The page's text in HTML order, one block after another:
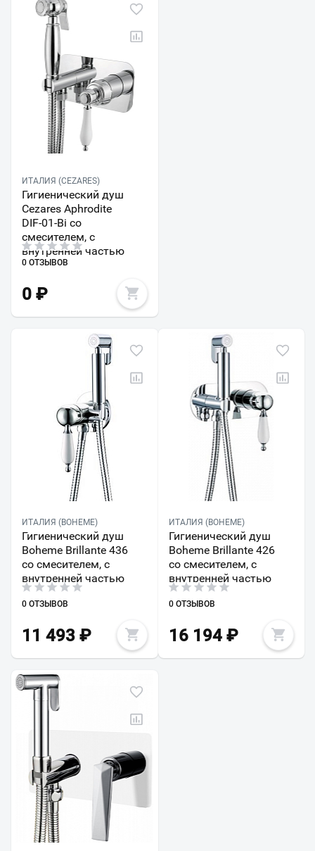
ИТАЛИЯ (CEZARES)
Гигиенический душ
Cezares Aphrodite
DIF-01-Bi со
смесителем, с
внутренней частью
0 ОТЗЫВОВ
0 ₽
ИТАЛИЯ (BOHEME)
Гигиенический душ
Boheme Brillante 436
со смесителем, с
внутренней частью
0 ОТЗЫВОВ
11 493 ₽
ИТАЛИЯ (BOHEME)
Гигиенический душ
Boheme Brillante 426
со смесителем, с
внутренней частью
0 ОТЗЫВОВ
16 194₽